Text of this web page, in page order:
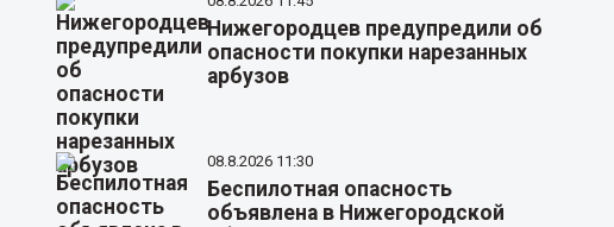
Нижегородцев предупредили об
опасности покупки нарезанных
арбузов
08.8.2026 11:30
Беспилотная опасность
объявлена в Нижегородской